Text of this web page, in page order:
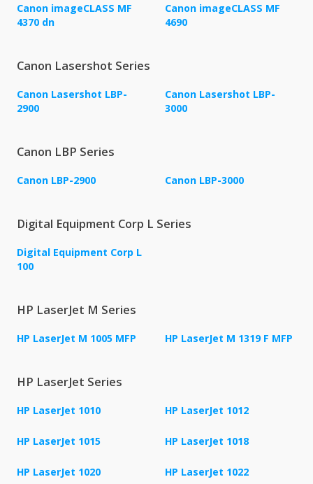
Canon imageCLASS MF
4370 dn
Canon imageCLASS MF
4690
Canon Lasershot Series
Canon Lasershot LBP-
2900
Canon Lasershot LBP-
3000
Canon LBP Series
Canon LBP-2900 Canon LBP-3000
Digital Equipment Corp L Series
Digital Equipment Corp L
100
HP LaserJet M Series
HP LaserJet M 1005 MFP HP LaserJet M 1319 F MFP
HP LaserJet Series
HP LaserJet 1010 HP LaserJet 1012
HP LaserJet 1015 HP LaserJet 1018
HP LaserJet 1020 HP LaserJet 1022